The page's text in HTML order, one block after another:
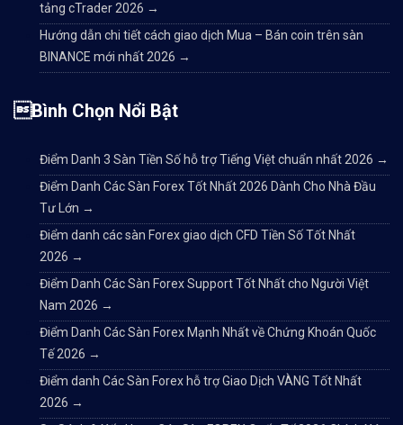
tảng cTrader 2026 →
Hướng dẫn chi tiết cách giao dịch Mua – Bán coin trên sàn
BINANCE mới nhất 2026 →
Bình Chọn Nổi Bật
Điểm Danh 3 Sàn Tiền Số hỗ trợ Tiếng Việt chuẩn nhất 2026 →
Điểm Danh Các Sàn Forex Tốt Nhất 2026 Dành Cho Nhà Đầu
Tư Lớn →
Điểm danh các sàn Forex giao dịch CFD Tiền Số Tốt Nhất
2026 →
Điểm Danh Các Sàn Forex Support Tốt Nhất cho Người Việt
Nam 2026 →
Điểm Danh Các Sàn Forex Mạnh Nhất về Chứng Khoán Quốc
Tế 2026 →
Điểm danh Các Sàn Forex hỗ trợ Giao Dịch VÀNG Tốt Nhất
2026 →